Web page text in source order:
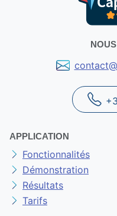
APPLICATION
Fonctionnalités
Démonstration
Résultats
Tarifs